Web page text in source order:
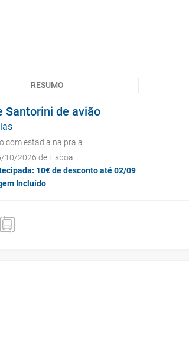
RESUMO
Santorini de avião
com estadia na praia
10/2026 de Lisboa
10€ de desconto até 02/09
Incluído